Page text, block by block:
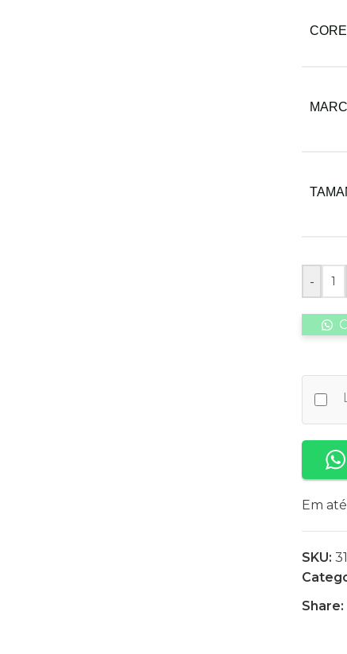
-
Em até
SKU:
Share: